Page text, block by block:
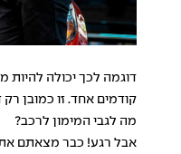
קודמים אחד. זו כמובן
מה לגבי המימון לרכב?
אבל רגע! כבר מצאתם את